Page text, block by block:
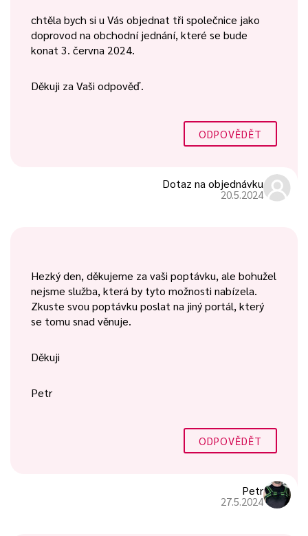
chtěla bych si u Vás objednat tři společnice jako
doprovod na obchodní jednání, které se bude
konat 3. června 2024.
Děkuji za Vaši odpověď.
ODPOVĚDĚT
Dotaz na objednávku
20.5.2024
Hezký den, děkujeme za vaši poptávku, ale bohužel
nejsme služba, která by tyto možnosti nabízela.
Zkuste svou poptávku poslat na jiný portál, který
se tomu snad věnuje.
Děkuji
Petr
ODPOVĚDĚT
Petr
27.5.2024